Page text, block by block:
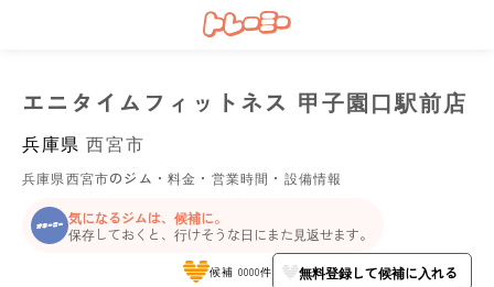
エニタイムフィットネス 甲子園口駅前店
兵庫県 西宮市
兵庫県西宮市のジム・料金・営業時間・設備情報
気になるジムは、候補に。
保存しておくと、行けそうな日にまた見返せます。
候補 0000件 無料登録して候補に入れる